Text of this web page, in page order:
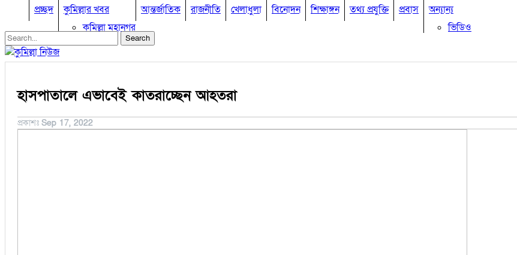
প্রচ্ছদ
কুমিল্লার খবর
কুমিল্লা মহানগর
আদর্শ সদর
দাউদকান্দি
নাঙ্গলকোট
বরুড়া
আন্তর্জাতিক রাজনীতি খেলাধুলা বিনোদন শিক্ষাঙ্গন তথ্য প্রযুক্তি প্রবাস
অন্যান্য
ভিডিও
হাসপাতালে এভাবেই কাতরাচ্ছেন আহতরা
প্রকাশঃ Sep 17, 2022